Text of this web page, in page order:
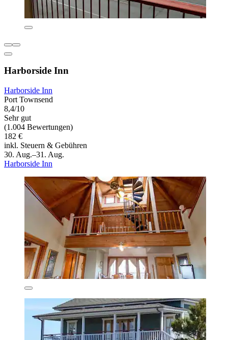
Harborside Inn
Harborside Inn
Port Townsend
8,4/10
Sehr gut
(1.004 Bewertungen)
182 €
inkl. Steuern & Gebühren
30. Aug.–31. Aug.
Harborside Inn